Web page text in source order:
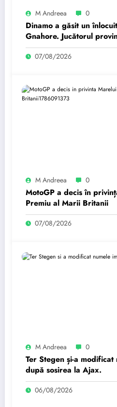
M Andreea 0
Dinamo a găsit un
Gnahore. Jucătorul
07/08/2026
M Andreea 0
MotoGP a decis în
Premiu al Marii Britanii
07/08/2026
M Andreea 0
Ter Stegen și-a
după sosirea la Ajax.
06/08/2026